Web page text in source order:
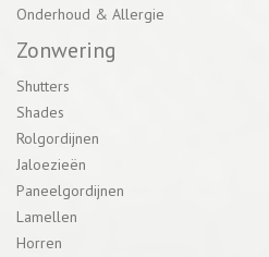
Onderhoud & Allergie
Zonwering
Shutters
Shades
Rolgordijnen
Jaloezieën
Paneelgordijnen
Lamellen
Horren